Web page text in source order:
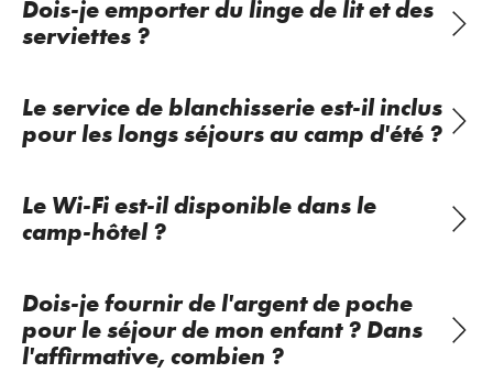
Dois-je emporter du linge de lit et des
serviettes ?
Le service de blanchisserie est-il inclus
pour les longs séjours au camp d'été ?
Le Wi-Fi est-il disponible dans le
camp-hôtel ?
Dois-je fournir de l'argent de poche
pour le séjour de mon enfant ? Dans
l'affirmative, combien ?